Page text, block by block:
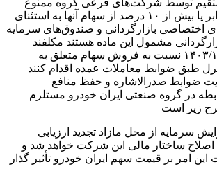
است ناشرانی که برابر یا بیش از ۱۰ درصد از سهام آنها به استثنای
اختصاصی بازارگردانی و صندوق‌های سرمایه
مشمول این ماده هستند مکلفند
حداکثر تا تاریخ ۱۴۰۳/۱۰/۱۸ نسبت به فروش سهام متعلق به
طبق ضوابط معاملات عمده اقدام کنند
ضوابط صدرالاشاره و حفظ منافع
در گروه صنعتی ایران خودرو مستلزم
زیر است
سرمایه از محل مازاد تجدید ارزیابی
اصلاح ساختار مالی این شرکت خواهد شد و
امر بر قیمت سهم ایران خودرو تأثیر گذار